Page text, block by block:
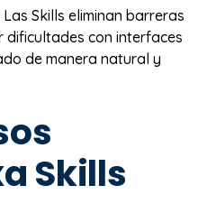
Skills eliminan barreras
dificultades con interfaces
de manera natural y
Skills